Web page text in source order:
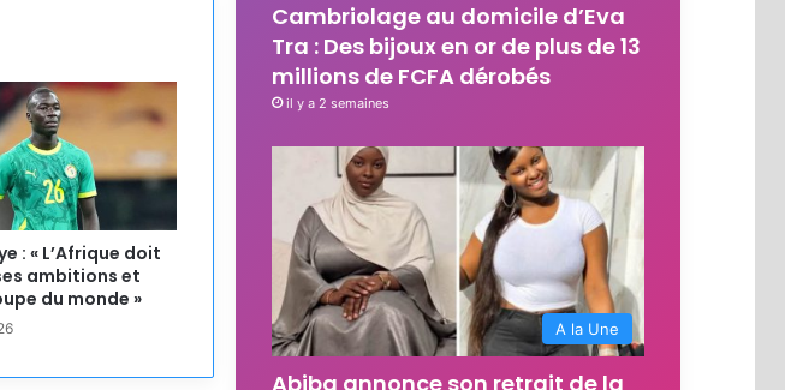
: « L’Afrique doit
ambitions et
du monde »
Cambriolage au domicile d’Eva
Tra : Des bijoux en or de plus de 13
millions de FCFA dérobés
il y a 2 semaines
A la Une
Abiba annonce son retrait de la